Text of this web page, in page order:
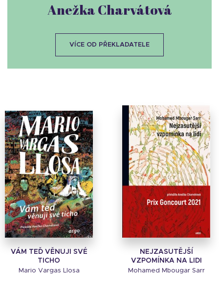
VÁM TEĎ VĚNUJI SVÉ
TICHO
Mario Vargas Llosa
NEJZASUTĚJŠÍ
VZPOMÍNKA NA LIDI
Mohamed Mbougar Sarr
Anežka Charvátová
VÍCE OD PŘEKLADATELE